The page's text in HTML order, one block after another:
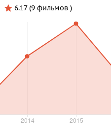
6.17 (9 фильмов )